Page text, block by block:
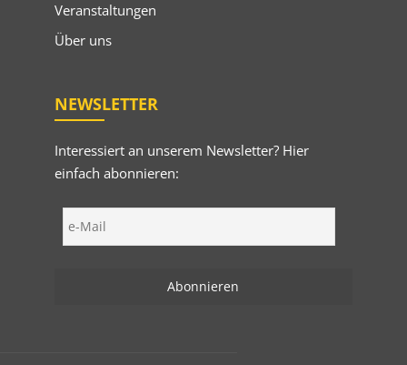
Veranstaltungen
Über uns
NEWSLETTER
Interessiert an unserem Newsletter? Hier
einfach abonnieren: